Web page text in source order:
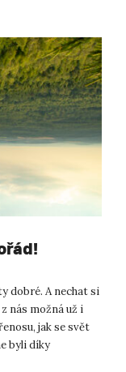
dobré. A nechat si
nás možná už i
jak se svět
byli díky